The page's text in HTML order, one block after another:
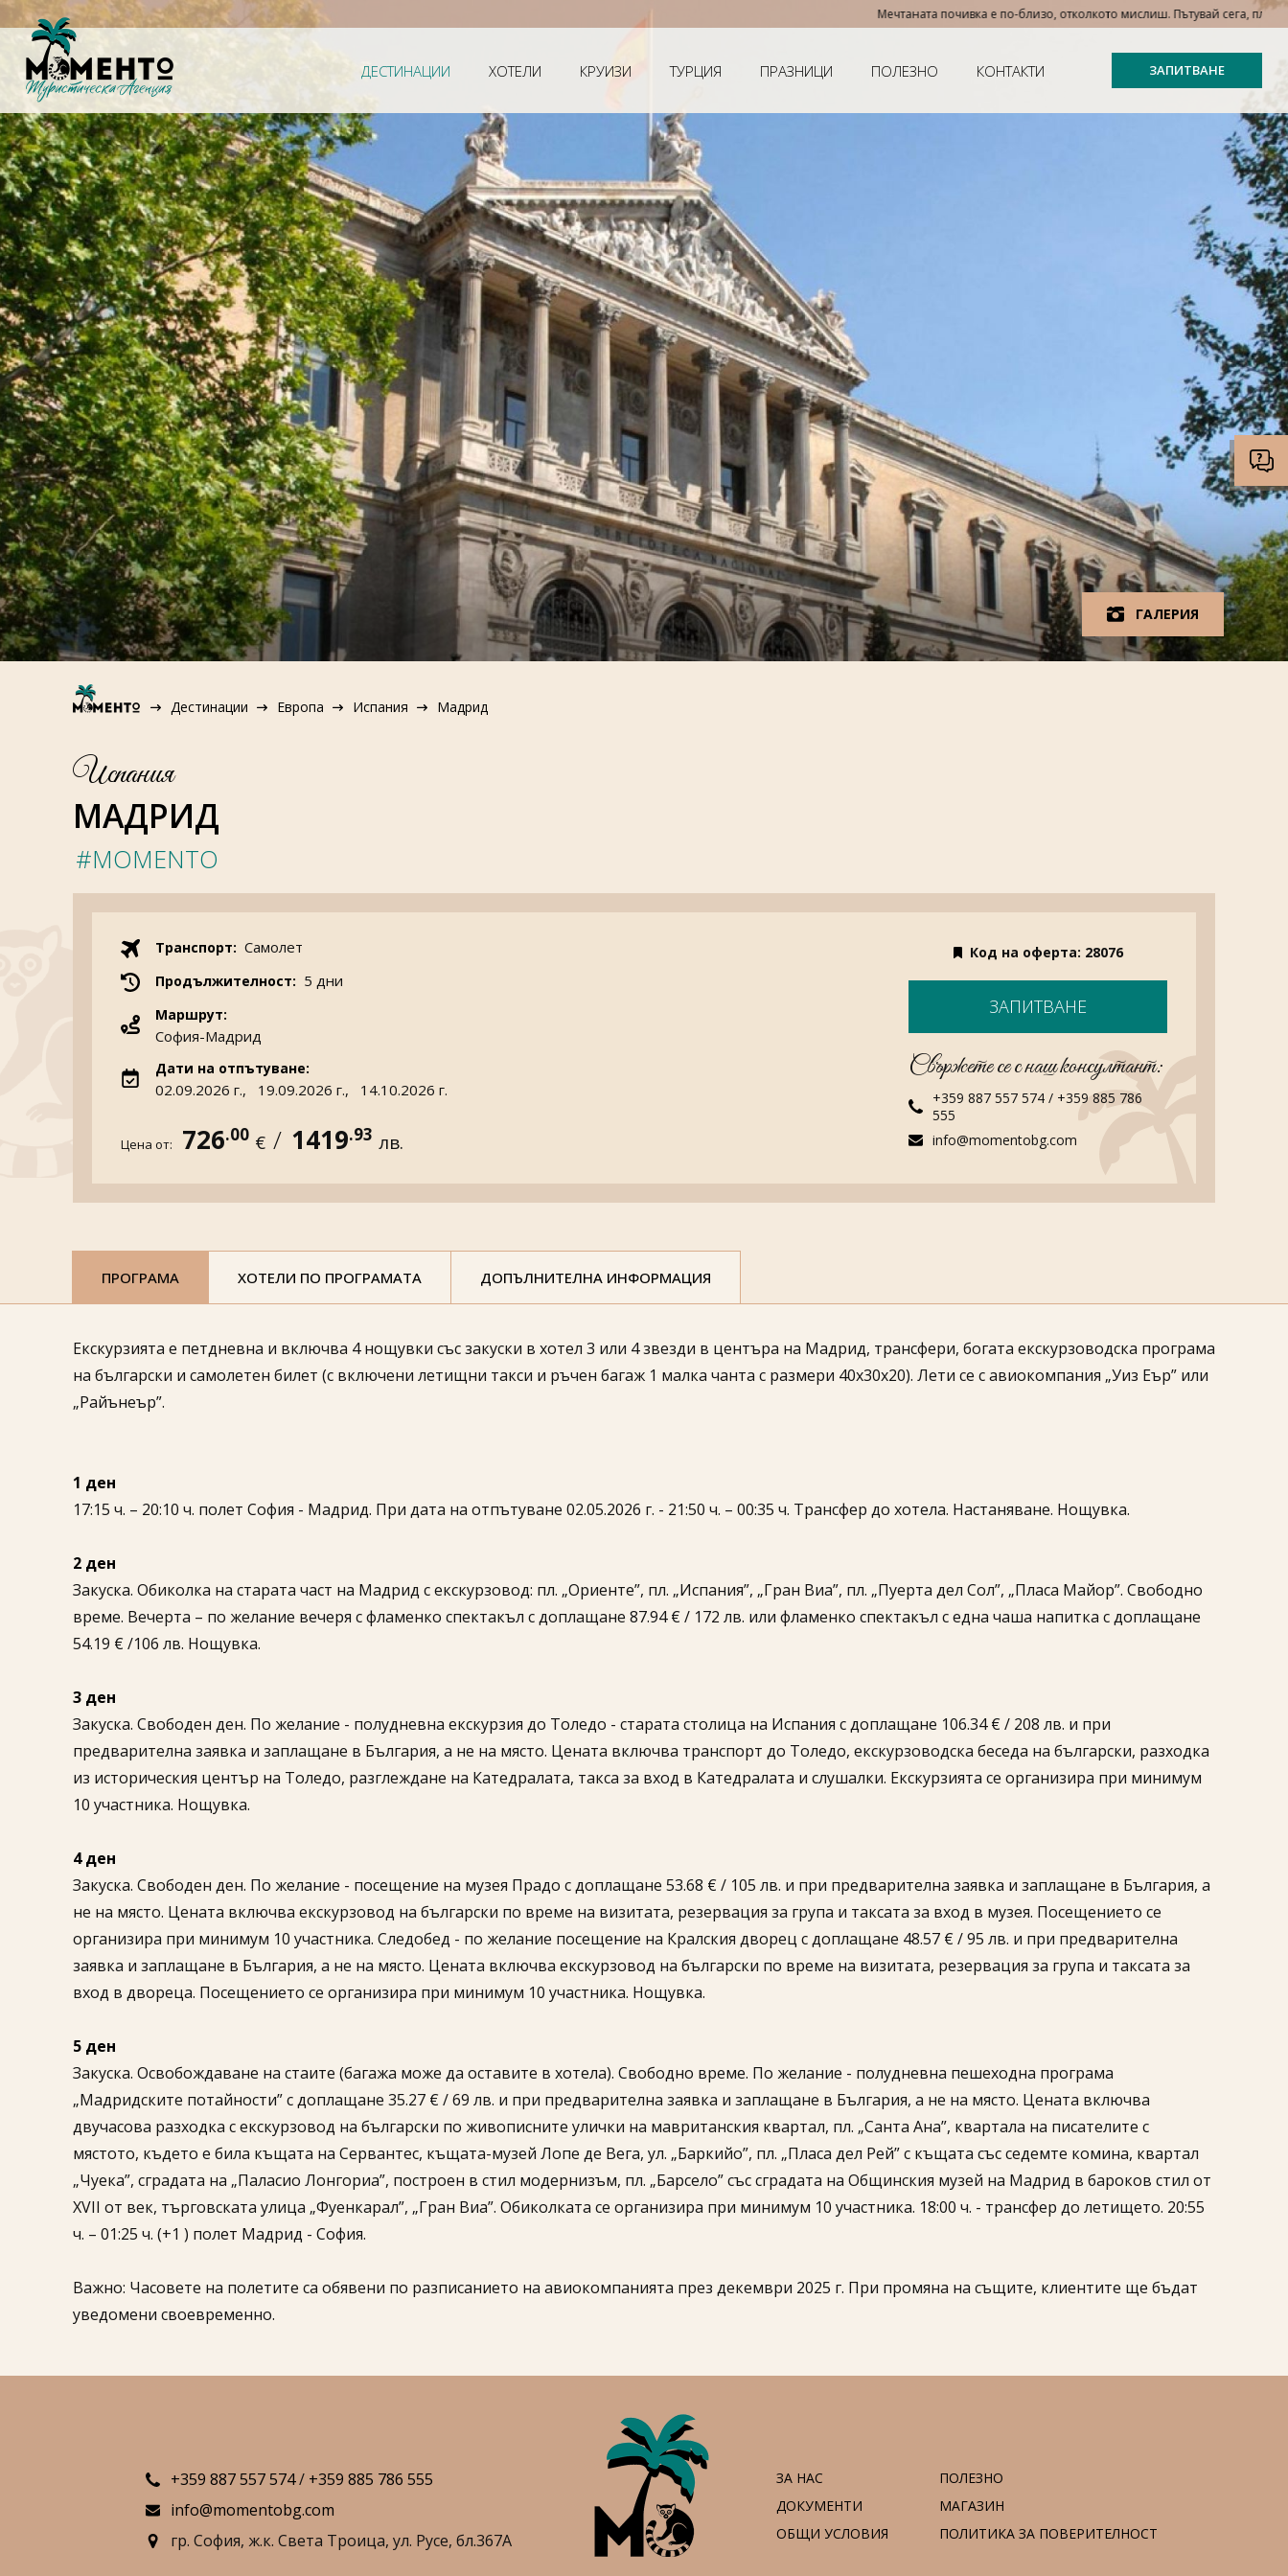
Мечтаната почивка е по-близо, отколкото мислиш. Пътувай сега, плати на вноски
ДЕСТИНАЦИИ ХОТЕЛИ КРУИЗИ ТУРЦИЯ ПРАЗНИЦИ ПОЛЕЗНО КОНТАКТИ ЗАПИТВАНЕ
ГАЛЕРИЯ
Дестинации Европа Испания Мадрид
Испания
МАДРИД
#MOMENTO
Транспорт: Самолет
Продължителност: 5 дни
Маршрут:
София-Мадрид
Дати на отпътуване:
02.09.2026 г., 19.09.2026 г., 14.10.2026 г.
Цена от: 726.00 € / 1419.93 лв.
Код на оферта: 28076
ЗАПИТВАНЕ
Свържете се с наш консултант:
+359 887 557 574 / +359 885 786
555
info@momentobg.com
ПРОГРАМА ХОТЕЛИ ПО ПРОГРАМАТА ДОПЪЛНИТЕЛНА ИНФОРМАЦИЯ
Екскурзията е петдневна и включва 4 нощувки със закуски в хотел 3 или 4 звезди в центъра на Мадрид, трансфери, богата екскурзоводска програма
на български и самолетен билет (с включени летищни такси и ръчен багаж 1 малка чанта с размери 40х30х20). Лети се с авиокомпания „Уиз Еър” или
„Райънеър”.
1 ден
17:15 ч. – 20:10 ч. полет София - Мадрид. При дата на отпътуване 02.05.2026 г. - 21:50 ч. – 00:35 ч. Трансфер до хотела. Настаняване. Нощувка.
2 ден
Закуска. Обиколка на старата част на Мадрид с екскурзовод: пл. „Ориенте”, пл. „Испания”, „Гран Виа”, пл. „Пуерта дел Сол”, „Пласа Майор”. Свободно
време. Вечерта – по желание вечеря с фламенко спектакъл с доплащане 87.94 € / 172 лв. или фламенко спектакъл с една чаша напитка с доплащане
54.19 € /106 лв. Нощувка.
3 ден
Закуска. Свободен ден. По желание - полудневна екскурзия до Толедо - старата столица на Испания с доплащане 106.34 € / 208 лв. и при
предварителна заявка и заплащане в България, а не на място. Цената включва транспорт до Толедо, екскурзоводска беседа на български, разходка
из историческия център на Толедо, разглеждане на Катедралата, такса за вход в Катедралата и слушалки. Екскурзията се организира при минимум
10 участника. Нощувка.
4 ден
Закуска. Свободен ден. По желание - посещение на музея Прадо с доплащане 53.68 € / 105 лв. и при предварителна заявка и заплащане в България, а
не на място. Цената включва екскурзовод на български по време на визитата, резервация за група и таксата за вход в музея. Посещението се
организира при минимум 10 участника. Следобед - по желание посещение на Кралския дворец с доплащане 48.57 € / 95 лв. и при предварителна
заявка и заплащане в България, а не на място. Цената включва екскурзовод на български по време на визитата, резервация за група и таксата за
вход в двореца. Посещението се организира при минимум 10 участника. Нощувка.
5 ден
Закуска. Освобождаване на стаите (багажа може да оставите в хотела). Свободно време. По желание - полудневна пешеходна програма
„Мадридските потайности” с доплащане 35.27 € / 69 лв. и при предварителна заявка и заплащане в България, а не на място. Цената включва
двучасова разходка с екскурзовод на български по живописните улички на мавританския квартал, пл. „Санта Ана”, квартала на писателите с
мястото, където е била къщата на Сервантес, къщата-музей Лопе де Вега, ул. „Баркийо”, пл. „Пласа дел Рей” с къщата със седемте комина, квартал
„Чуека”, сградата на „Паласио Лонгориа”, построен в стил модернизъм, пл. „Барсело” със сградата на Общинския музей на Мадрид в бароков стил от
XVII от век, търговската улица „Фуенкарал”, „Гран Виа”. Обиколката се организира при минимум 10 участника. 18:00 ч. - трансфер до летището. 20:55
ч. – 01:25 ч. (+1 ) полет Мадрид - София.
Важно: Часовете на полетите са обявени по разписанието на авиокомпанията през декември 2025 г. При промяна на същите, клиентите ще бъдат
уведомени своевременно.
+359 887 557 574/ +359 885 786 555
info@momentobg.com
гр. София,ж.к. Света Троица, ул. Русе, бл.367А
ЗА НАС
ПОЛЕЗНО
ДОКУМЕНТИ
МАГАЗИН
ОБЩИ УСЛОВИЯ
ПОЛИТИКА ЗА ПОВЕРИТЕЛНОСТ